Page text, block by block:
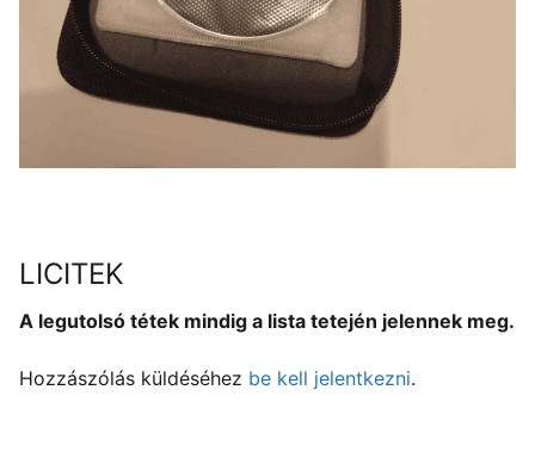
LICITEK
A legutolsó tétek mindig a lista tetején jelennek meg.
Hozzászólás küldéséhez be kell jelentkezni.